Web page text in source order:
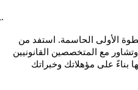
  هذه هي الخطوة الأولى الحاسمة. استفد من
الموارد الحكومية الرسمية وتشاور مع المتخصصين القانونيين
لتقييم البرامج التي تتأهل لها بناءً على مؤهلاتك وخبراتك